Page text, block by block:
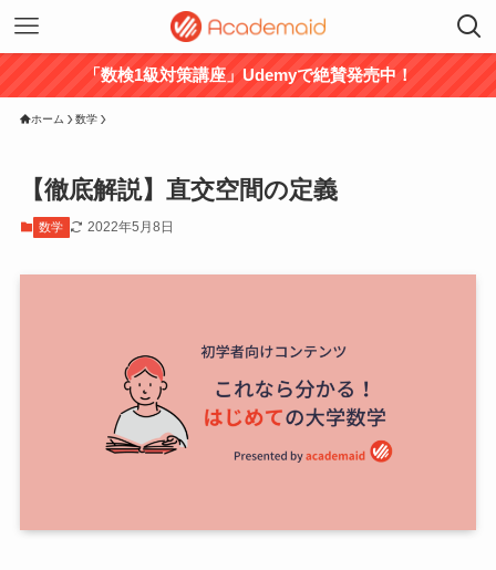
「数検1級対策講座」Udemyで絶賛発売中！
ホーム 数学
【徹底解説】直交空間の定義
数学 2022年5月8日